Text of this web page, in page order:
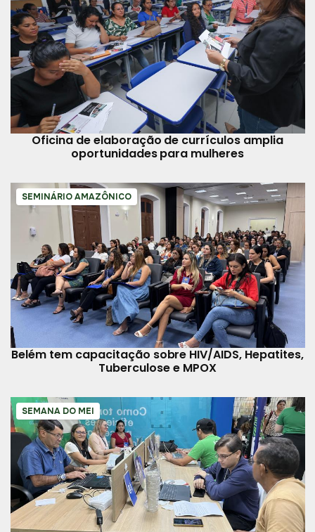
Oficina de elaboração de currículos amplia
oportunidades para mulheres
SEMINÁRIO AMAZÔNICO
Belém tem capacitação sobre HIV/AIDS, Hepatites,
Tuberculose e MPOX
SEMANA DO MEI